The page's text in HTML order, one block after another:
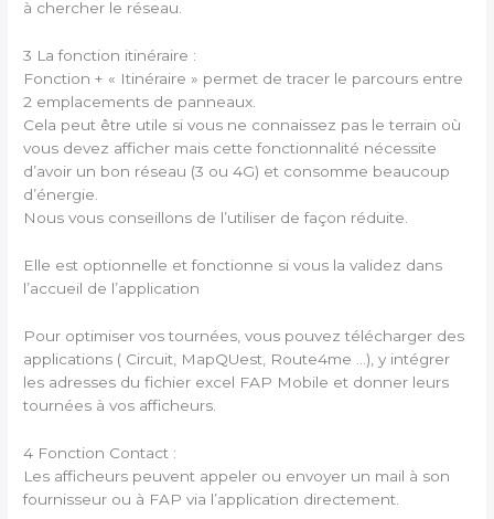
à chercher le réseau.
3 La fonction itinéraire :
Fonction + « Itinéraire » permet de tracer le parcours entre
2 emplacements de panneaux.
Cela peut être utile si vous ne connaissez pas le terrain où
vous devez afficher mais cette fonctionnalité nécessite
d’avoir un bon réseau (3 ou 4G) et consomme beaucoup
d’énergie.
Nous vous conseillons de l’utiliser de façon réduite.
Elle est optionnelle et fonctionne si vous la validez dans
l’accueil de l’application
Pour optimiser vos tournées, vous pouvez télécharger des
applications ( Circuit, MapQUest, Route4me …), y intégrer
les adresses du fichier excel FAP Mobile et donner leurs
tournées à vos afficheurs.
4 Fonction Contact :
Les afficheurs peuvent appeler ou envoyer un mail à son
fournisseur ou à FAP via l’application directement.